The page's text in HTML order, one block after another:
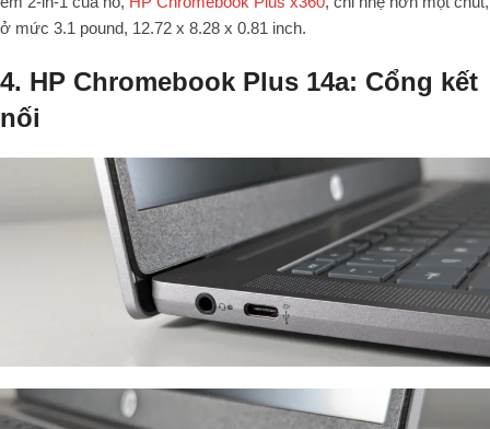
ở mức 3.1 pound, 12.72 x 8.28 x 0.81 inch.
4. HP Chromebook Plus 14a: Cổng kết
nối